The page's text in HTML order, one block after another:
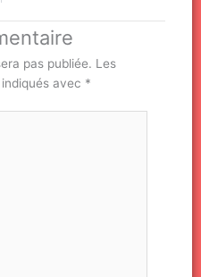
pas publiée. Les
avec *